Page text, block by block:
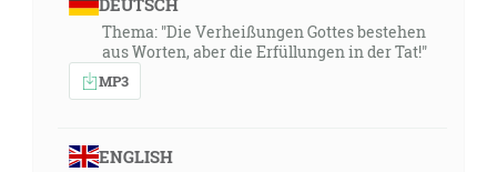
DEUTSCH
Thema: "Die Verheißungen Gottes bestehen
aus Worten, aber die Erfüllungen in der Tat!"
MP3
ENGLISH